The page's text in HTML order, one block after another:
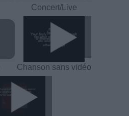
Concert/Live
Chanson sans vidéo